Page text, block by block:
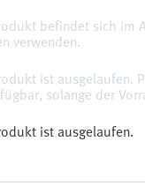
befindet sich im
verwenden.
ist ausgelaufen.
solange der
ist ausgelaufen.